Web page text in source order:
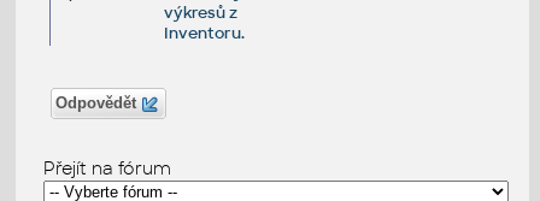
výkresů z
Inventoru.
Odpovědět
Přejít na fórum